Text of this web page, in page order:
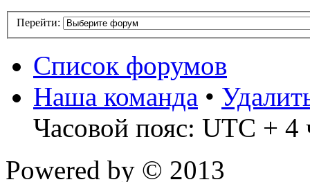
Перейти:
Список форумов
Наша команда •
Часовой пояс: UTC + 4
Powered by © 2013